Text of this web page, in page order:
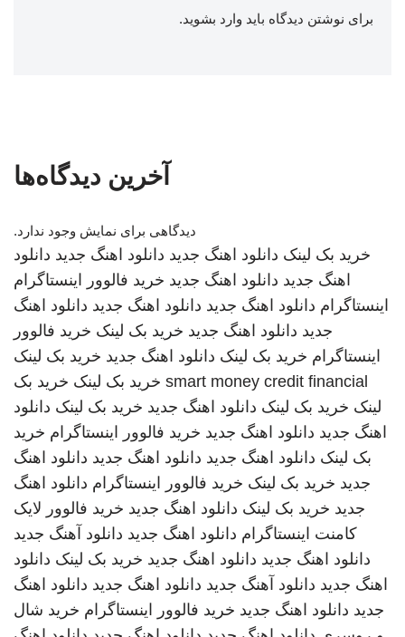
برای نوشتن دیدگاه باید وارد بشوید.
آخرین دیدگاه‌ها
دیدگاهی برای نمایش وجود ندارد.
خرید بک لینک دانلود اهنگ جدید دانلود اهنگ جدید دانلود
اهنگ جدید دانلود اهنگ جدید خرید فالوور اینستاگرام
اینستاگرام دانلود اهنگ جدید دانلود اهنگ جدید دانلود اهنگ
جدید دانلود اهنگ جدید خرید بک لینک خرید فالوور
اینستاگرام خرید بک لینک دانلود اهنگ جدید خرید بک لینک
smart money credit financial خرید بک لینک خرید بک
لینک خرید بک لینک دانلود اهنگ جدید خرید بک لینک دانلود
اهنگ جدید دانلود اهنگ جدید خرید فالوور اینستاگرام خرید
بک لینک دانلود اهنگ جدید دانلود اهنگ جدید دانلود اهنگ
جدید خرید بک لینک خرید فالوور اینستاگرام دانلود اهنگ
جدید خرید بک لینک دانلود اهنگ جدید خرید فالوور لایک
کامنت اینستاگرام دانلود اهنگ جدید دانلود آهنگ جدید
دانلود اهنگ جدید دانلود اهنگ جدید خرید بک لینک دانلود
اهنگ جدید دانلود آهنگ جدید دانلود اهنگ جدید دانلود اهنگ
جدید دانلود اهنگ جدید خرید فالوور اینستاگرام خرید شال